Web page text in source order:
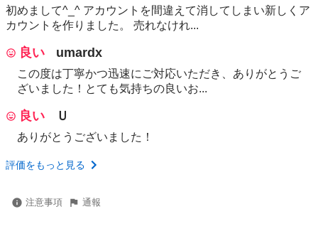
初めまして^_^ アカウントを間違えて消してしまい新しくア
カウントを作りました。 売れなけれ...
良い umardx
この度は丁寧かつ迅速にご対応いただき、ありがとうご
ざいました！とても気持ちの良いお...
良い Ｕ
ありがとうございました！
評価をもっと見る
注意事項 通報